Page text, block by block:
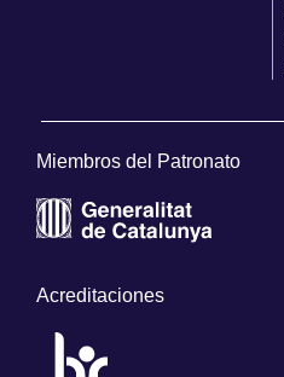
Miembros del Patronato
Acreditaciones